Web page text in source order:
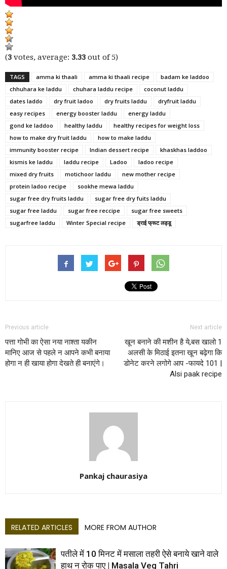
(3 votes, average: 3.33 out of 5)
TAGS amma ki thaali amma ki thaali recipe
badam ke laddoo
chhuhara ke laddu
chuhara laddu recipe
coconut laddu
dates laddo
dry fruit ladoo dry fruits laddu
dryfruit laddu
easy recipes
energy booster laddu
energy laddu
gond ke laddoo
healthy laddu
healthy recipes for weight loss
how to make dry fruit laddu
how to make laddu
immunity booster recipe
Indian dessert recipe
khaskhas laddoo
kismis ke laddu
laddu recipe Ladoo
ladoo recipe
mixed dry fruits
motichoor laddu
new mother recipe
protein ladoo recipe
sookhe mewa laddu
sugar free dry fruits laddu
sugar free dry fuits laddu
sugar free laddu
sugar free reccipe
sugar free sweets
sugarfree laddu
Winter Special recipe ड्राई फ्रूट लड्डू
Previous article
पत्ता गोभी का ऐसा नया नाश्ता यकीन
मानिए आज से पहले न आपने कभी बनाया
होगा न ही खाया होगा देखते ही बनाएंगे।
Next article
खून बनाने की मशीन है ये,बस खालो 1
अलसी के मिठाई इतना खून बढ़ेगा कि
डोनेट करने लगोगे आप -फायदे 101 |
Alsi paak recipe
Pankaj chaurasiya
RELATED ARTICLES MORE FROM AUTHOR
पतीले में 10 मिनट में मसाला तहरी ऐसे बनाये खाने वाले
हाथ न रोक पाए | Masala Veg Tahri